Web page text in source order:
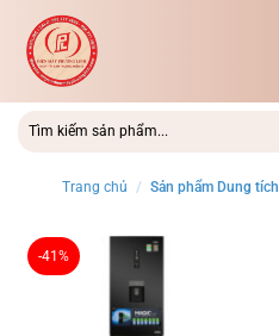
qua
dung
Trang chủ / Sản phẩm Dung tích
-41%